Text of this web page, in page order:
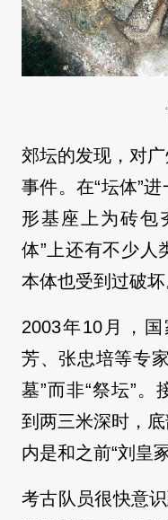
郊坛的发现，对
事件。在“坛体”
形基座上为砖包
体”上还有不少人
本体也受到过破坏
2003年10月，
芳、张忠培等专
墓”而非“祭坛”。
到两三米深时，
内是和之前“刘皇
考古队员很快意